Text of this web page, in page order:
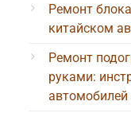
Ремонт
китайском
Ремонт
руками:
автомобилей